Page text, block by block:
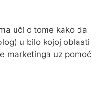
uči o tome kako da
u bilo kojoj oblasti i
marketinga uz pomoć